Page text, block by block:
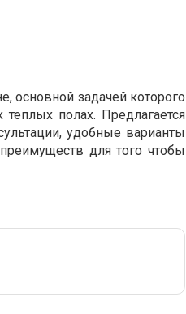
основной задачей которого
полах. Предлагается
удобные варианты
для того чтобы